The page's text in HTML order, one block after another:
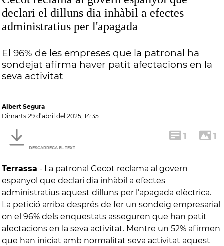
declari el dilluns dia inhàbil a efectes
administratius per l'apagada
El 96% de les empreses que la patronal ha
sondejat afirma haver patit afectacions en la
seva activitat
Albert Segura
dimarts 29 d’abril del 2025, 14:35
DESCARREGA EL TEXT
1 1
Terrassa - La patronal Cecot reclama al govern
espanyol que declari dia inhàbil a efectes
administratius aquest dilluns per l’apagada elèctrica.
La petició arriba després de fer un sondeig empresarial
on el 96% dels enquestats asseguren que han patit
afectacions en la seva activitat. Mentre un 52% afirmen
que han iniciat amb normalitat seva activitat aquest